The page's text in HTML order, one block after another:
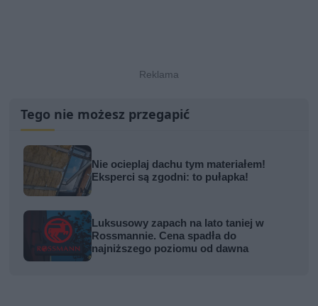
Tego nie możesz przegapić
Nie ocieplaj dachu tym materiałem!
Eksperci są zgodni: to pułapka!
Luksusowy zapach na lato taniej w
Rossmannie. Cena spadła do
najniższego poziomu od dawna